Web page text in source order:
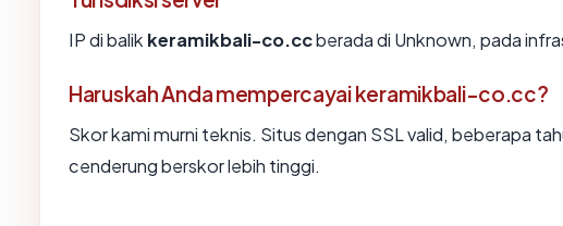
IP di balik keramikbali-co.ccberada di Unknown, pada
Haruskah Anda mempercayai keramikbali-co.cc?
Skor kami murni teknis. Situs dengan SSL valid, beberapa
cenderung berskor lebih tinggi.